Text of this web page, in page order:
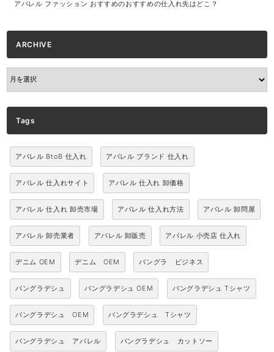
アパレル ファッション おすすめのおすすめの仕入れ先はどこ？
ARCHIVE
ARCHIVE
Tags
アパレル BtoB 仕入れ アパレル ブランド 仕入れ
アパレル 仕入れサイト アパレル 仕入れ 卸価格
アパレル 仕入れ 卸売市場 アパレル 仕入れ方法 アパレル 卸問屋
アパレル 卸売業者 アパレル 卸販売 アパレル 小売店 仕入れ
デニム OEM デニム OEM バングラ ビジネス
バングラデシュ バングラデシュ OEM バングラデシュ Tシャツ
バングラデシュ OEM バングラデシュ Tシャツ
バングラデシュ アパレル バングラデシュ カットソー